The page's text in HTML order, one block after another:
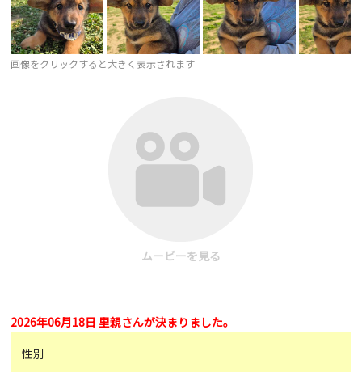
画像をクリックすると大きく表示されます
ムービーを見る
2026年06月18日 里親さんが決まりました。
性別